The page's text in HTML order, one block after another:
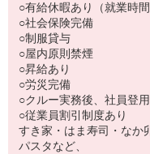
○有給休暇あり（就業時間
○社会保険完備
○制服貸与
○屋内原則禁煙
○昇給あり
○労災完備
○クルー実務後、社員登
○従業員割引制度あり
すき家・はま寿司・なか
パスタなど、